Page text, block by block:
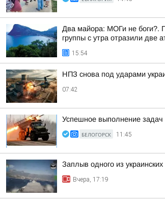
Два майора: МОГи не боги?.
группы с утра отразили две
15:54
НПЗ снова под ударами
07:42
Успешное выполнение задач
БЕЛОГОРСК 11:45
Заплыв одного из
Вчера, 17:19